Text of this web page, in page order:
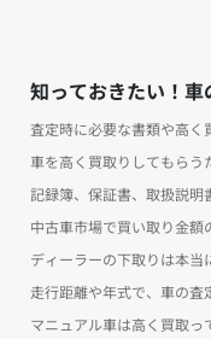
知っておきたい！
査定時に必要な書類や高く
車を高く買取りしてもらう
記録簿、保証書、取扱説明
中古車市場で買い取り金額
ディーラーの下取りは本当
走行距離や年式で、車の査
マニュアル車は高く買取っ